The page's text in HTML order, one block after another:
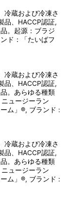
冷蔵および冷凍さ
品、HACCP認証,
。起源：ブラジ
ド：「たいばフ
冷蔵および冷凍さ
品、HACCP認証,
。あらゆる種類
ュージーラン
ム」®, ブランド :
冷蔵および冷凍さ
品、HACCP認証,
。あらゆる種類
ュージーラン
ム」®, ブランド :